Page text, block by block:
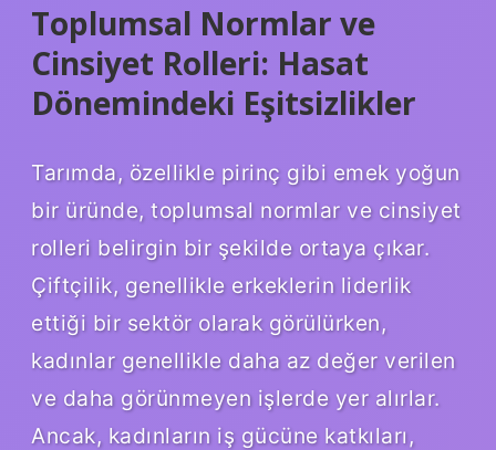
Toplumsal Normlar ve
Cinsiyet Rolleri: Hasat
Dönemindeki Eşitsizlikler
Tarımda, özellikle pirinç gibi emek yoğun
bir üründe, toplumsal normlar ve cinsiyet
rolleri belirgin bir şekilde ortaya çıkar.
Çiftçilik, genellikle erkeklerin liderlik
ettiği bir sektör olarak görülürken,
kadınlar genellikle daha az değer verilen
ve daha görünmeyen işlerde yer alırlar.
Ancak, kadınların iş gücüne katkıları,